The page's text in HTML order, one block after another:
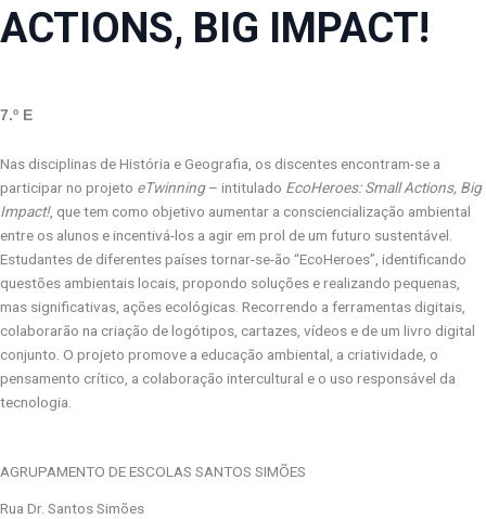
ACTIONS, BIG IMPACT!
7.º E
Nas disciplinas de História e Geografia, os discentes encontram-se a
participar no projeto eTwinning– intitulado EcoHeroes: Small Actions, Big
Impact!, que tem como objetivo aumentar a consciencialização ambiental
entre os alunos e incentivá-los a agir em prol de um futuro sustentável.
Estudantes de diferentes países tornar-se-ão “EcoHeroes”, identificando
questões ambientais locais, propondo soluções e realizando pequenas,
mas significativas, ações ecológicas. Recorrendo a ferramentas digitais,
colaborarão na criação de logótipos, cartazes, vídeos e de um livro digital
conjunto. O projeto promove a educação ambiental, a criatividade, o
pensamento crítico, a colaboração intercultural e o uso responsável da
tecnologia.
AGRUPAMENTO DE ESCOLAS SANTOS SIMÕES
Rua Dr. Santos Simões